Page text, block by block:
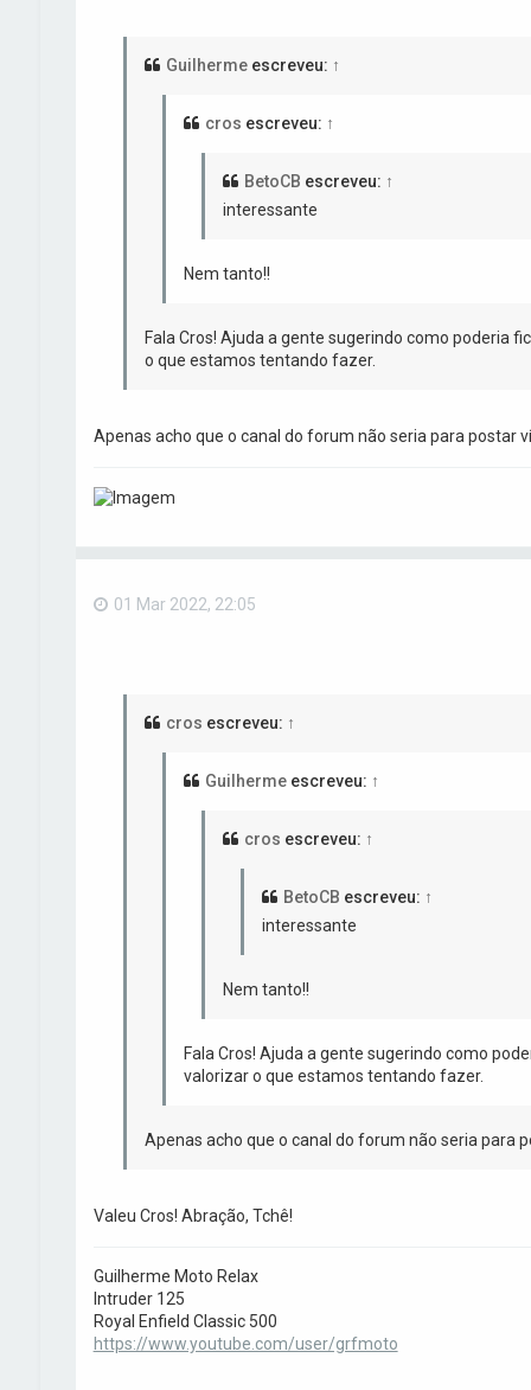
Guilhermeescreveu: ↑
cros escreveu: ↑
BetoCB escreveu: ↑
interessante
Nem tanto!!
Fala Cros! Ajuda a gente sugerindo como poderia
o que estamos tentando fazer.
Apenas acho que o canal do forum não seria para postar
01 Mar 2022, 22:05
cros escreveu: ↑
Guilhermeescreveu: ↑
cros escreveu: ↑
BetoCB escreveu: ↑
interessante
Nem tanto!!
Fala Cros! Ajuda a gente sugerindo como
valorizar o que estamos tentando fazer.
Apenas acho que o canal do forum não seria para
Valeu Cros! Abração, Tchê!
Guilherme Moto Relax
Intruder 125
Royal Enfield Classic 500
https://www.youtube.com/user/grfmoto